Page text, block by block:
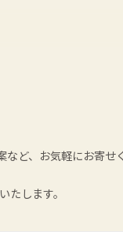
など、お気軽にお寄せ
たします。